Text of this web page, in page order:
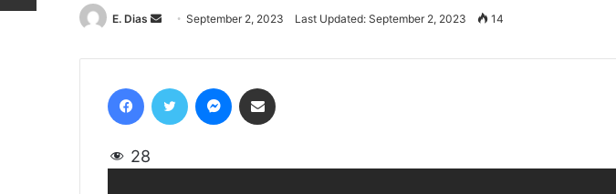
E. Dias
Send
email
September 2, 2023 Last Updated: September 2, 2023 14
28